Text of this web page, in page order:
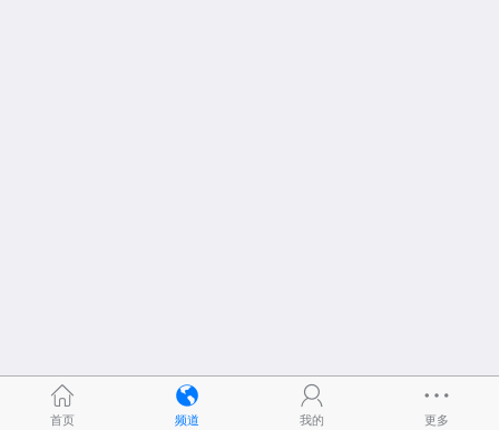
首页 频道 我的 更多